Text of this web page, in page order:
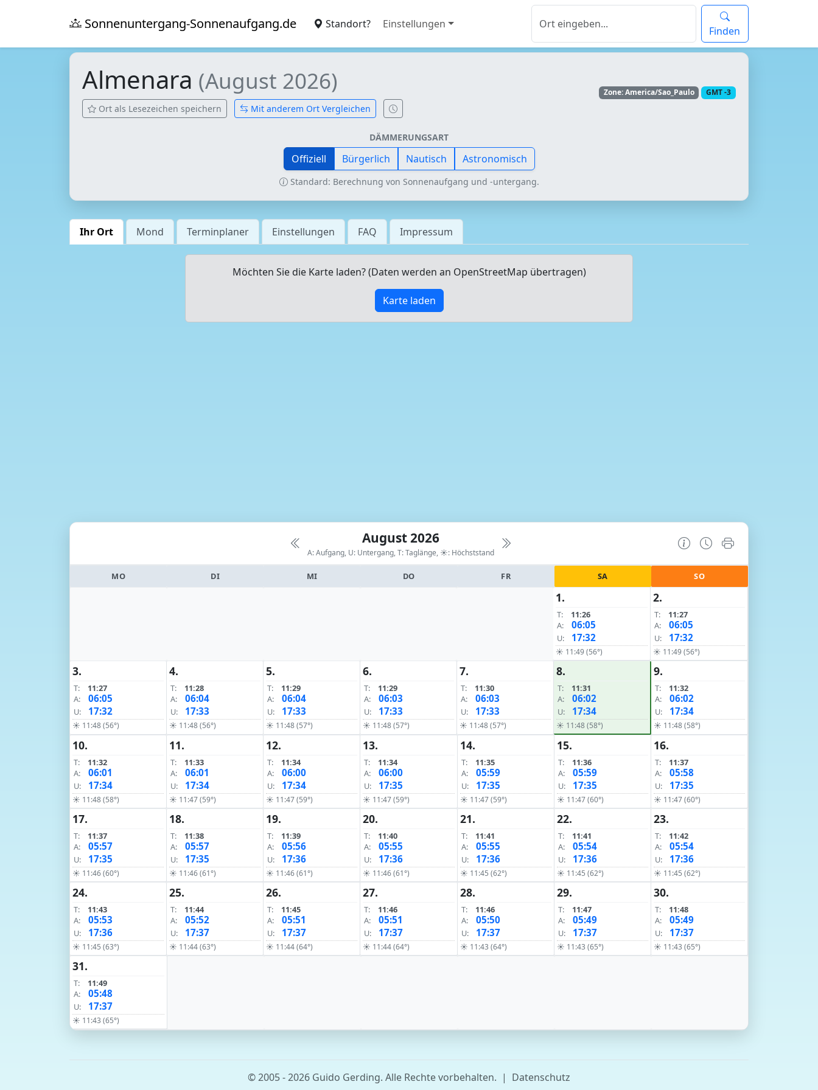
Sonnenuntergang-Sonnenaufgang.de Standort? Einstellungen
Finden
Almenara (August 2026)
Ort als Lesezeichen speichern Mit anderem Ort Vergleichen
Zone: America/Sao_Paulo GMT -3
DÄMMERUNGSART
Offiziell Bürgerlich Nautisch Astronomisch
Standard: Berechnung von Sonnenaufgang und -untergang.
Ihr Ort Mond Terminplaner Einstellungen FAQ Impressum
Möchten Sie die Karte laden? (Daten werden an OpenStreetMap übertragen)
Karte laden
August 2026
A: Aufgang, U: Untergang, T: Taglänge, ☀: Höchststand
MO DI MI DO FR SA SO
1.
T:
11:26
A:
06:05
U: 17:32
☀ 11:49 (56°)
2.
T:
11:27
A:
06:05
U: 17:32
☀ 11:49 (56°)
3.
T:
11:27
A:
06:05
U: 17:32
☀ 11:48 (56°)
4.
T:
11:28
A:
06:04
U: 17:33
☀ 11:48 (56°)
5.
T:
11:29
A:
06:04
U: 17:33
☀ 11:48 (57°)
6.
T:
11:29
A:
06:03
U: 17:33
☀ 11:48 (57°)
7.
T:
11:30
A:
06:03
U: 17:33
☀ 11:48 (57°)
8.
T:
11:31
A:
06:02
U: 17:34
☀ 11:48 (58°)
9.
T:
11:32
A:
06:02
U: 17:34
☀ 11:48 (58°)
10.
T:
11:32
A:
06:01
U: 17:34
☀ 11:48 (58°)
11.
T:
11:33
A:
06:01
U: 17:34
☀ 11:47 (59°)
12.
T:
11:34
A:
06:00
U: 17:34
☀ 11:47 (59°)
13.
T:
11:34
A:
06:00
U: 17:35
☀ 11:47 (59°)
14.
T:
11:35
A:
05:59
U: 17:35
☀ 11:47 (59°)
15.
T:
11:36
A:
05:59
U: 17:35
☀ 11:47 (60°)
16.
T:
11:37
A:
05:58
U: 17:35
☀ 11:47 (60°)
17.
T:
11:37
A:
05:57
U: 17:35
☀ 11:46 (60°)
18.
T:
11:38
A:
05:57
U: 17:35
☀ 11:46 (61°)
19.
T:
11:39
A:
05:56
U: 17:36
☀ 11:46 (61°)
20.
T:
11:40
A:
05:55
U: 17:36
☀ 11:46 (61°)
21.
T:
11:41
A:
05:55
U: 17:36
☀ 11:45 (62°)
22.
T:
11:41
A:
05:54
U: 17:36
☀ 11:45 (62°)
23.
T:
11:42
A:
05:54
U: 17:36
☀ 11:45 (62°)
24.
T:
11:43
A:
05:53
U: 17:36
☀ 11:45 (63°)
25.
T:
11:44
A:
05:52
U: 17:37
☀ 11:44 (63°)
26.
T:
11:45
A:
05:51
U: 17:37
☀ 11:44 (64°)
27.
T:
11:46
A:
05:51
U: 17:37
☀ 11:44 (64°)
28.
T:
11:46
A:
05:50
U: 17:37
☀ 11:43 (64°)
29.
T:
11:47
A:
05:49
U: 17:37
☀ 11:43 (65°)
30.
T:
11:48
A:
05:49
U: 17:37
☀ 11:43 (65°)
31.
T:
11:49
A:
05:48
U: 17:37
☀ 11:43 (65°)
© 2005 - 2026 Guido Gerding. Alle Rechte vorbehalten. | Datenschutz